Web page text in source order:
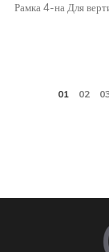
Рамка 4-на Для